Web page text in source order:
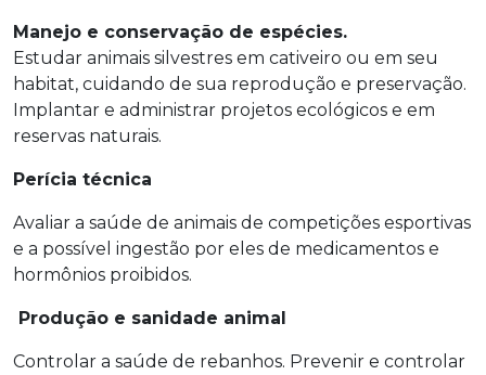
Manejo e conservação de espécies.
Estudar animais silvestres em cativeiro ou em seu
habitat, cuidando de sua reprodução e preservação.
Implantar e administrar projetos ecológicos e em
reservas naturais.
Perícia técnica
Avaliar a saúde de animais de competições esportivas
e a possível ingestão por eles de medicamentos e
hormônios proibidos.
Produção e sanidade animal
Controlar a saúde de rebanhos. Prevenir e controlar